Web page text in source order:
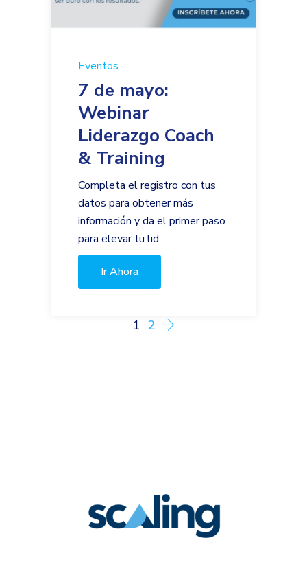
Eventos
7 de mayo:
Webinar
Liderazgo Coach
& Training
Completa el registro con tus
datos para obtener más
información y da el primer paso
para elevar tu lid
Ir Ahora
1 2